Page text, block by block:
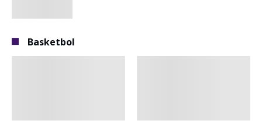
Basketbol